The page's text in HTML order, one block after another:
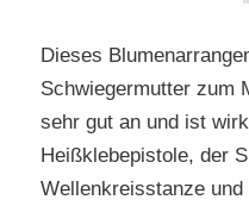
Dieses
Schwiegermutter zum
sehr gut an und ist
Heißklebepistole, der
Wellenkreisstanze